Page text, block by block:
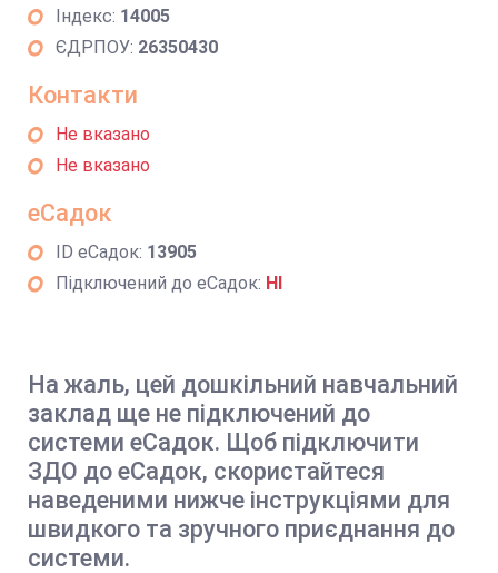
Індекс: 14005
ЄДРПОУ: 26350430
Контакти
Не вказано
Не вказано
еСадок
ID еСадок: 13905
Підключений до еСадок: НІ
На жаль, цей дошкільний навчальний
заклад ще не підключений до
системи еСадок. Щоб підключити
ЗДО до еСадок, скористайтеся
наведеними нижче інструкціями для
швидкого та зручного приєднання до
системи.